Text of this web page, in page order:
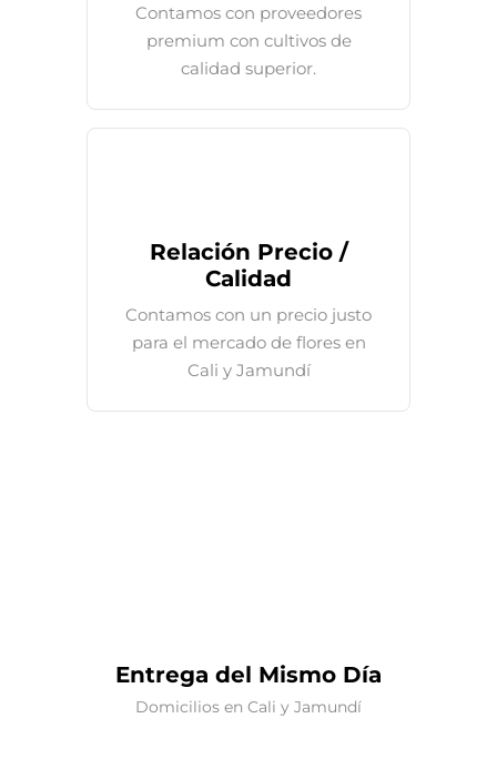
Contamos con proveedores
premium con cultivos de
calidad superior.
Relación Precio /
Calidad
Contamos con un precio justo
para el mercado de flores en
Cali y Jamundí
Entrega del Mismo Día
Domicilios en Cali y Jamundí